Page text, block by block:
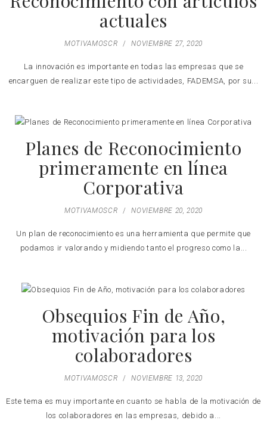
actuales
MOTIVAMOSCR / NOVIEMBRE 27, 2020
La innovación es importante en todas las empresas que se
encarguen de realizar este tipo de actividades, FADEMSA, por su...
Planes de Reconocimiento
primeramente en línea
Corporativa
MOTIVAMOSCR / NOVIEMBRE 20, 2020
Un plan de reconocimiento es una herramienta que permite que
podamos ir valorando y midiendo tanto el progreso como la...
Obsequios Fin de Año,
motivación para los
colaboradores
MOTIVAMOSCR / NOVIEMBRE 13, 2020
Este tema es muy importante en cuanto se habla de la motivación de
los colaboradores en las empresas, debido a...